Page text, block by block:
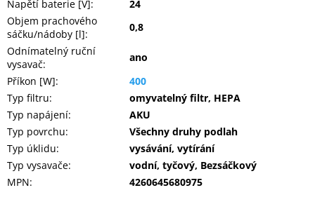
Napětí baterie [V]:
24
Objem prachového
sáčku/nádoby [l]:
0,8
Odnímatelný ruční
vysavač:
ano
Příkon [W]:
400
Typ filtru:
omyvatelný filtr, HEPA
Typ napájení:
AKU
Typ povrchu:
Všechny druhy podlah
Typ úklidu:
vysávání, vytírání
Typ vysavače:
vodní, tyčový, Bezsáčkový
MPN: 4260645680975